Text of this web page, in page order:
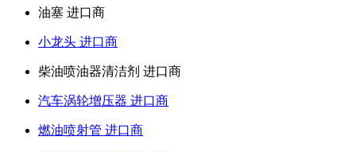
油塞 进口商
小龙头 进口商
柴油喷油器清洁剂 进口商
汽车涡轮增压器 进口商
燃油喷射管 进口商